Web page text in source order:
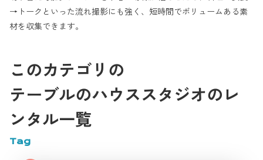
→トークといった流れ撮影にも強く、短時間でボリュームある素
材を収集できます。
このカテゴリの
テーブルのハウススタジオのレ
ンタル一覧
Tag